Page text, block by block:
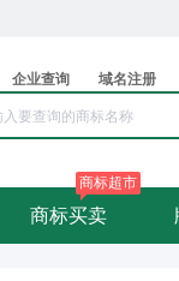
企业查询 域名注册
商标买卖
商标超市